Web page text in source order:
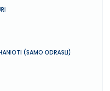
(SAMO ODRASLI)